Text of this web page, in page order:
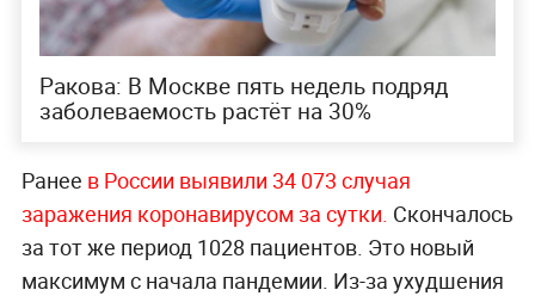
Ракова: В Москве пять недель подряд
заболеваемость растёт на 30%
Ранее в России выявили 34 073 случая
заражения коронавирусом за сутки. Скончалось
за тот же период 1028 пациентов. Это новый
максимум с начала пандемии. Из-за ухудшения